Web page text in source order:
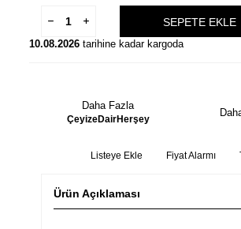
SEPETE EKLE
10.08.2026 tarihine kadar kargoda
Daha Fazla
ÇeyizeDairHerşey
Listeye Ekle Fiyat Alarmı
Ürün Açıklaması